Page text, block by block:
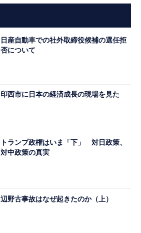
日産自動車での社外取締役候補の選任拒
否について
印西市に日本の経済成長の現場を見た
トランプ政権はいま「下」 対日政策、
対中政策の真実
辺野古事故はなぜ起きたのか（上）